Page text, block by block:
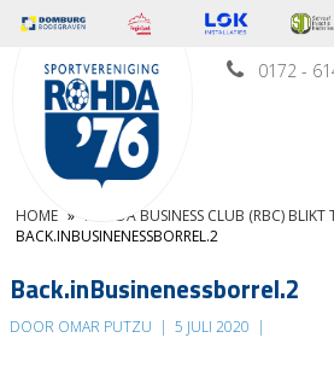
0172 -
HOME » ROHDA BUSINESS CLUB (RBC) BLIKT
BACK.INBUSINENESSBORREL.2
Back.inBusinenessborrel.2
DOOR OMAR PUTZU | 5 JULI 2020 |